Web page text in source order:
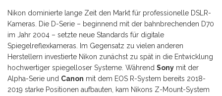
Nikon dominierte lange Zeit den Markt für professionelle DSLR-
Kameras. Die D-Serie – beginnend mit der bahnbrechenden D70
im Jahr 2004 – setzte neue Standards für digitale
Spiegelreflexkameras. Im Gegensatz zu vielen anderen
Herstellern investierte Nikon zunächst zu spät in die Entwicklung
hochwertiger spiegelloser Systeme. Während Sony mit der
Alpha-Serie und Canon mit dem EOS R-System bereits 2018-
2019 starke Positionen aufbauten, kam Nikons Z-Mount-System